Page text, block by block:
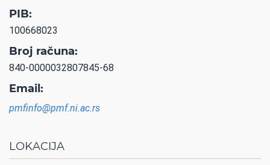
PIB:
100668023
Broj računa:
840-0000032807845-68
Email:
pmfinfo@pmf.ni.ac.rs
LOKACIJA